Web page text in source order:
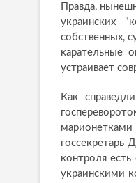
Правда,
украинских
собственных,
карательные
устраивает
Как
марионетками
госсекретарь
контроля
украинскими